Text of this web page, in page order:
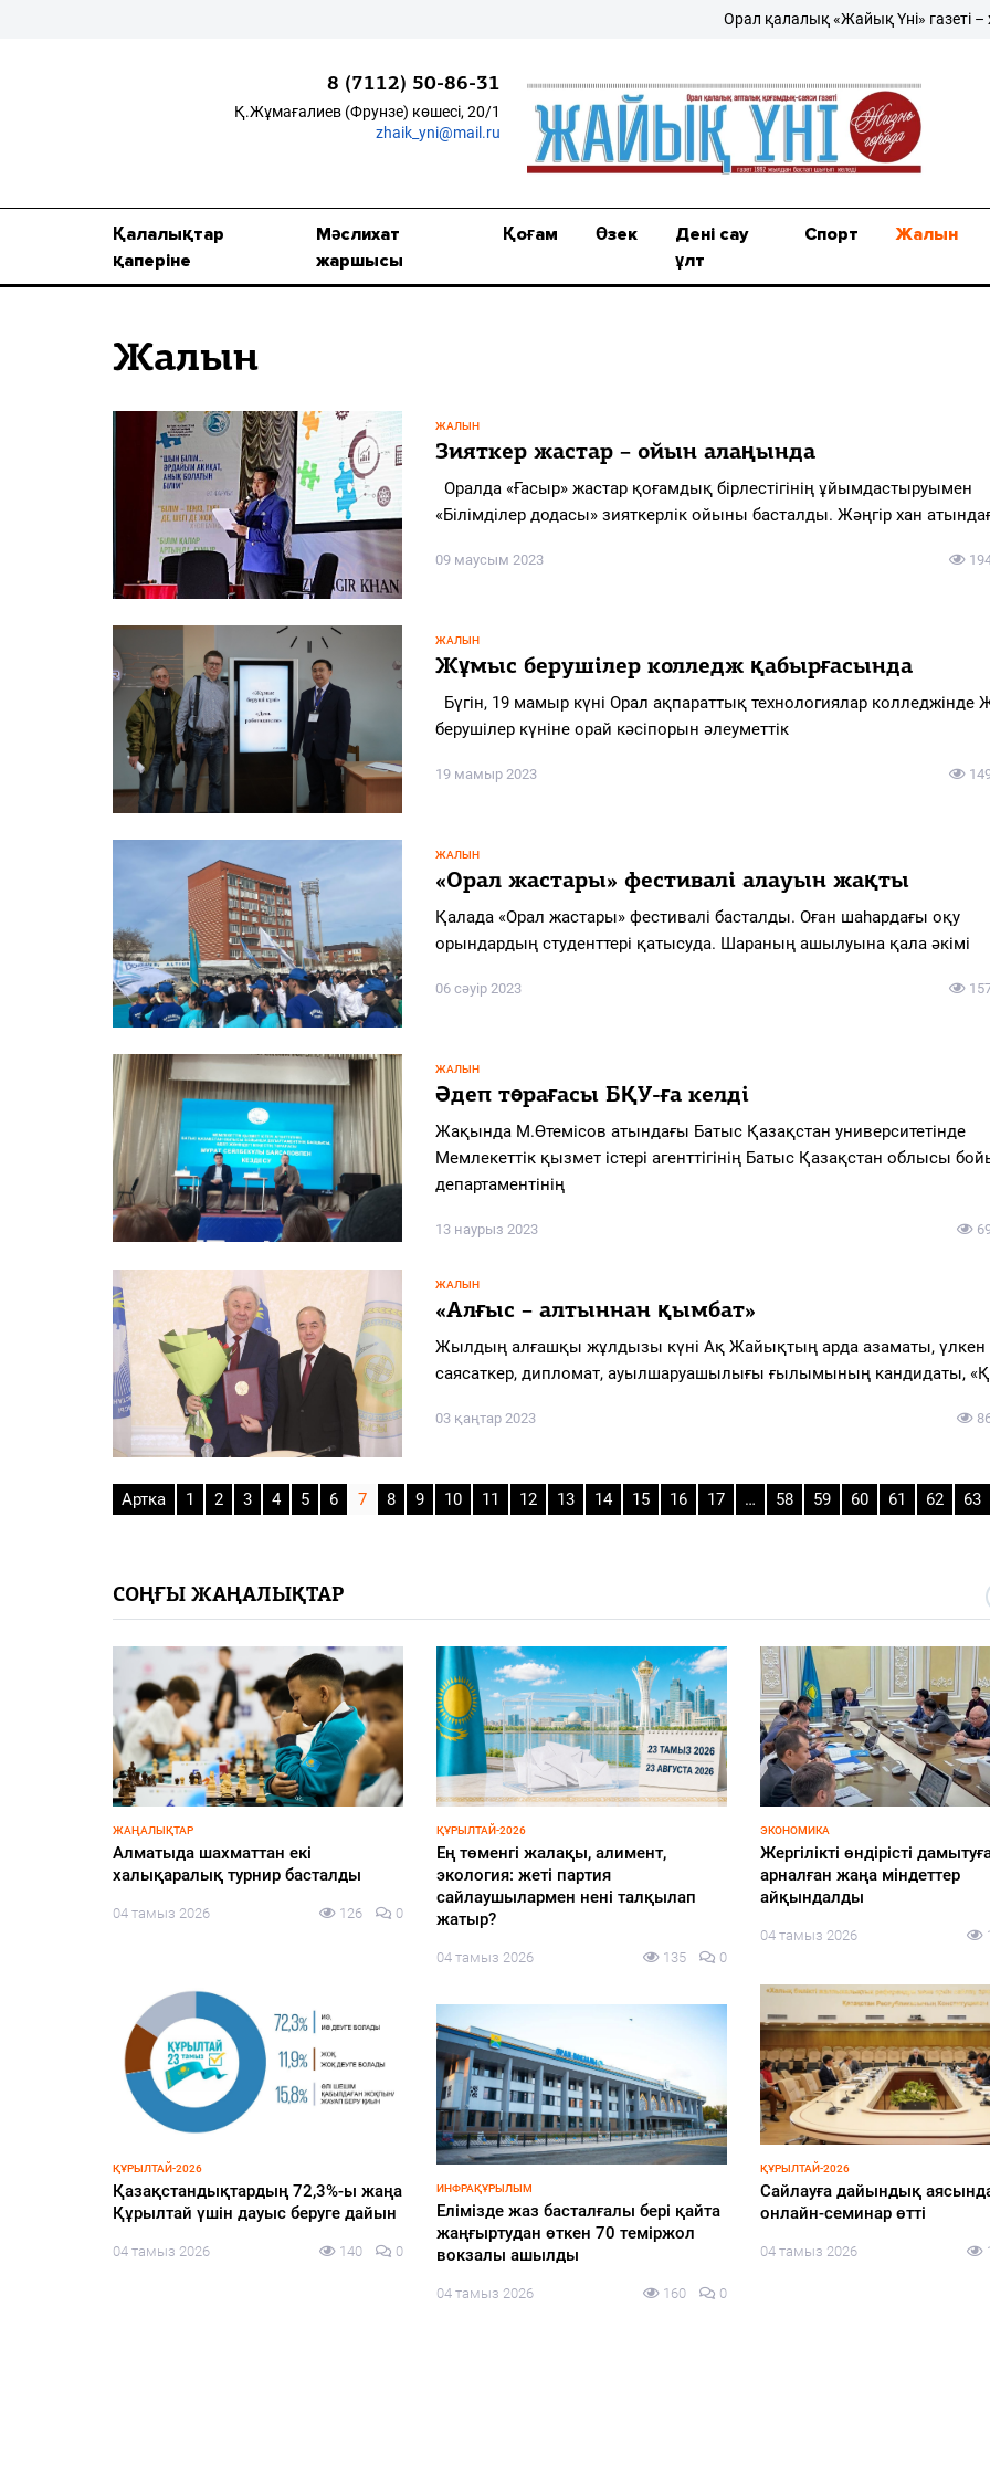
Мәслихат жаршысы
Дені сау ұлт
«Жайық үні» — 33 жыл
Орал қалалық «Жайық Үні» газеті –
8 (7112) 50-86-31
Қ.Жұмағалиев (Фрунзе) көшесі, 20/1
zhaik_yni@mail.ru
Қалалықтар
қаперіне
Мәслихат
жаршысы
Қоғам Өзек
Дені сау
ұлт
Спорт Жалын
Жалын
ЖАЛЫН
Зияткер жастар – ойын алаңында
Оралда «Ғасыр» жастар қоғамдық бірлестігінің ұйымдастыруымен
«Білімділер додасы» зияткерлік ойыны басталды. Жәңгір хан
09 маусым 2023
ЖАЛЫН
Жұмыс берушілер колледж қабырғасында
Бүгін, 19 мамыр күні Орал ақпараттық технологиялар
берушілер күніне орай кәсіпорын әлеуметтік
19 мамыр 2023
ЖАЛЫН
«Орал жастары» фестивалі алауын жақты
Қалада «Орал жастары» фестивалі басталды. Оған шаһардағы оқу
орындардың студенттері қатысуда. Шараның ашылуына қала әкімі
06 сәуір 2023
ЖАЛЫН
Әдеп төрағасы БҚУ-ға келді
Жақында М.Өтемісов атындағы Батыс Қазақстан университетінде
Мемлекеттік қызмет істері агенттігінің Батыс Қазақстан облысы
департаментінің
13 наурыз 2023
ЖАЛЫН
«Алғыс – алтыннан қымбат»
Жылдың алғашқы жұлдызы күні Ақ Жайықтың арда азаматы, үлкен
саясаткер, дипломат, ауылшаруашылығы ғылымының кандидаты,
03 қаңтар 2023
Артка 1 2 3 4 5 6 7 8 9 10 11 12 13 14 15 16 17 … 58 59 60 61 62 63
СОҢҒЫ ЖАҢАЛЫҚТАР
ЖАҢАЛЫҚТАР
Алматыда шахматтан екі
халықаралық турнир басталды
04 тамыз 2026 126 0
ҚҰРЫЛТАЙ-2026
Қазақстандықтардың 72,3%-ы жаңа
Құрылтай үшін дауыс беруге дайын
04 тамыз 2026 140 0
ҚҰРЫЛТАЙ-2026
Ең төменгі жалақы, алимент,
экология: жеті партия
сайлаушылармен нені талқылап
жатыр?
04 тамыз 2026 135 0
ИНФРАҚҰРЫЛЫМ
Елімізде жаз басталғалы бері қайта
жаңғыртудан өткен 70 теміржол
вокзалы ашылды
04 тамыз 2026 160 0
ЭКОНОМИКА
Жергілікті өндірісті
арналған жаңа міндеттер
айқындалды
04 тамыз 2026
ҚҰРЫЛТАЙ-2026
Cайлауға дайындық
онлайн-семинар өтті
04 тамыз 2026